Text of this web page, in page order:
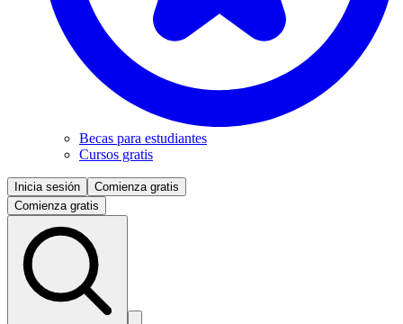
Becas para estudiantes
Cursos gratis
Inicia sesión
Comienza gratis
Comienza gratis